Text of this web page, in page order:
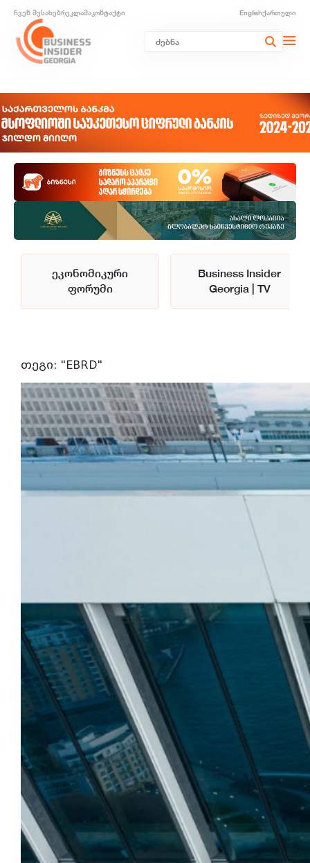
ჩვენ შესახებრეკლამაკონტაქტი Englishქართული
ეკონომიკური
ფორუმი
Business Insider
Georgia | TV
თეგი: "EBRD"